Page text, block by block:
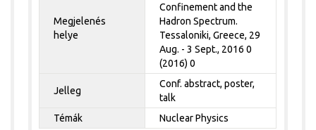
Megjelenés
helye
Confinement and the
Hadron Spectrum.
Tessaloniki, Greece, 29
Aug. - 3 Sept., 2016 0
(2016) 0
Jelleg
Conf. abstract, poster,
talk
Témák
Nuclear Physics